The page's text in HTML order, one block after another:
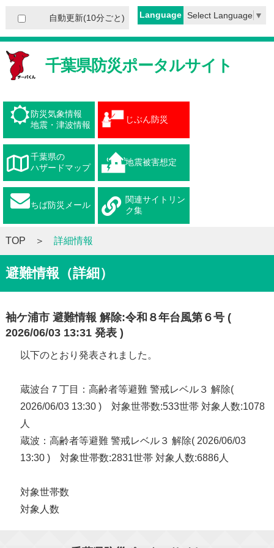
自動更新(10分ごと) Language Select Language ▼
千葉県防災ポータルサイト
防災気象情報
地震・津波情報
じぶん防災
千葉県の
ハザードマップ
地震被害想定
ちば防災メール
関連サイトリン
ク集
TOP 詳細情報
避難情報（詳細）
袖ケ浦市 避難情報 解除:令和８年台風第６号 (
2026/06/03 13:31 発表 )
以下のとおり発表されました。
蔵波台７丁目：高齢者等避難 警戒レベル３ 解除(
2026/06/03 13:30 ) 対象世帯数:533世帯 対象人数:1078
人
蔵波：高齢者等避難 警戒レベル３ 解除( 2026/06/03
13:30 ) 対象世帯数:2831世帯 対象人数:6886人
対象世帯数
対象人数